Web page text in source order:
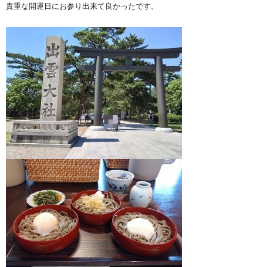
貴重な開運日にお参り出来て良かったです。